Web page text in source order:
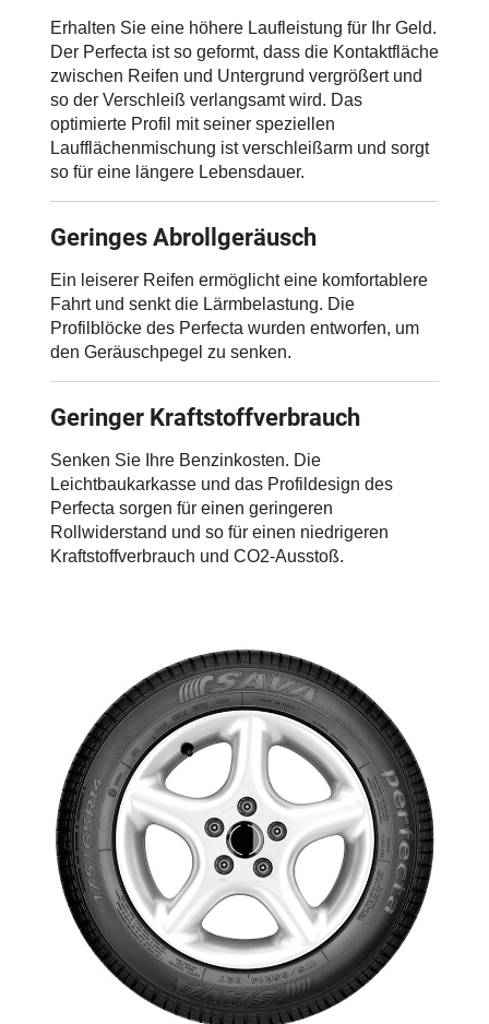
Erhalten Sie eine höhere Laufleistung für Ihr Geld.
Der Perfecta ist so geformt, dass die Kontaktfläche
zwischen Reifen und Untergrund vergrößert und
so der Verschleiß verlangsamt wird. Das
optimierte Profil mit seiner speziellen
Laufflächenmischung ist verschleißarm und sorgt
so für eine längere Lebensdauer.
Geringes Abrollgeräusch
Ein leiserer Reifen ermöglicht eine komfortablere
Fahrt und senkt die Lärmbelastung. Die
Profilblöcke des Perfecta wurden entworfen, um
den Geräuschpegel zu senken.
Geringer Kraftstoffverbrauch
Senken Sie Ihre Benzinkosten. Die
Leichtbaukarkasse und das Profildesign des
Perfecta sorgen für einen geringeren
Rollwiderstand und so für einen niedrigeren
Kraftstoffverbrauch und CO2-Ausstoß.